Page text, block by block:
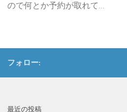
ので何とか予約が取れて...
フォロー:
最近の投稿